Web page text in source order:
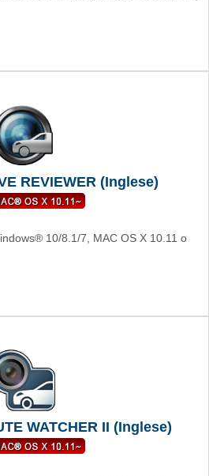
REVIEWER (Inglese)
10/8.1/7, MAC OS X 10.11 o
WATCHER II (Inglese)